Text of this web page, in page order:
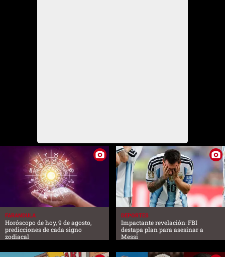
FARANDULA
Horóscopo de hoy, 9 de agosto,
predicciones de cada signo
zodiacal
DEPORTES
Impactante revelación: FBI
destapa plan para asesinar a
Messi